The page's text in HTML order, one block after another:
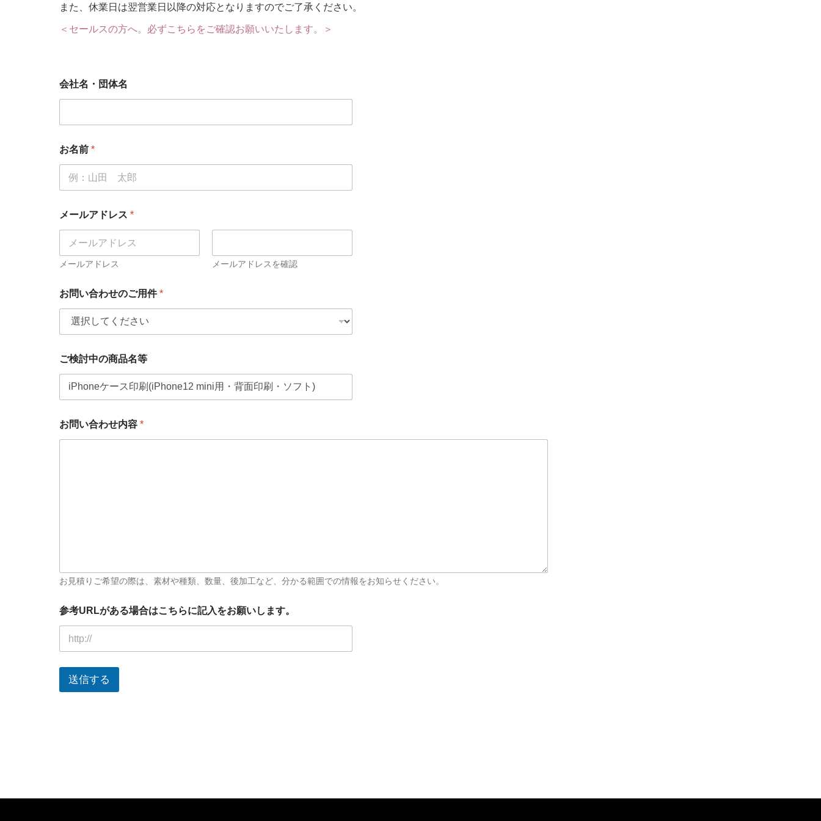
また、休業日は翌営業日以降の対応となりますのでご了承ください。
＜セールスの方へ。必ずこちらをご確認お願いいたします。＞
会社名・団体名
お名前 *
メ
ー
ド
ス
会
社
・
体
メールアドレス *
メールアドレス メールアドレスを確認
お問い合わせのご用件*
ご検討中の商品名等
お問い合わせ内容 *
お見積りご希望の際は、素材や種類、数量、後加工など、分かる範囲での情報をお知らせください。
参考URLがある場合はこちらに記入をお願いします。
送信する